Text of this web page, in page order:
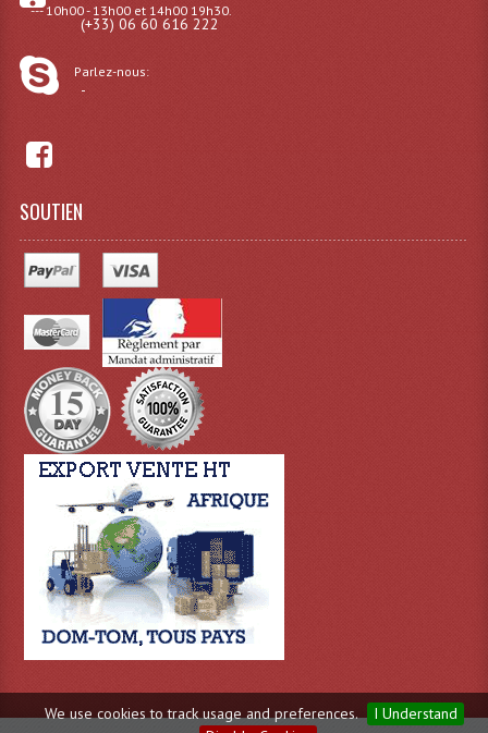
We use cookies to track usage and preferences.
I Understand
Effets Lumineux, Centre De Piste
Consoles Éclairage DMX
Filtres Et Divers
Flexibles Lumineux Leds
Guirlandes Lumineuse
Gyrophares À Leds
Lampes Ampoules
Ampoules - Tubes Lumière Noire Black Gun
Lampes À Décharges
Lampes De Couleurs
--- 10h00 - 13h00 et 14h00 19h30.
(+33) 06 60 616 222
Parlez-nous:
-
SOUTIEN